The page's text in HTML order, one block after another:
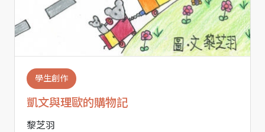
學生創作
凱文與理歐的購物記
黎芝羽